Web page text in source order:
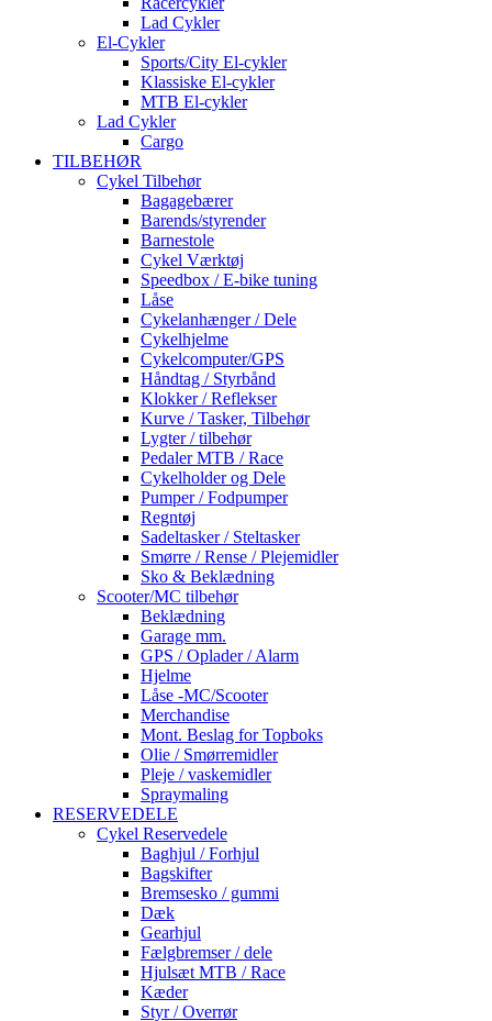
Lad Cykler
El-Cykler
Sports/City El-cykler
Klassiske El-cykler
MTB El-cykler
Lad Cykler
Cargo
TILBEHØR
Cykel Tilbehør
Bagagebærer
Barends/styrender
Barnestole
Cykel Værktøj
Speedbox / E-bike tuning
Låse
Cykelanhænger / Dele
Cykelhjelme
Cykelcomputer/GPS
Håndtag / Styrbånd
Klokker / Reflekser
Kurve / Tasker, Tilbehør
Lygter / tilbehør
Pedaler MTB / Race
Cykelholder og Dele
Pumper / Fodpumper
Regntøj
Sadeltasker / Steltasker
Smørre / Rense / Plejemidler
Sko & Beklædning
Scooter/MC tilbehør
Beklædning
Garage mm.
GPS / Oplader / Alarm
Hjelme
Låse -MC/Scooter
Merchandise
Mont. Beslag for Topboks
Olie / Smørremidler
Pleje / vaskemidler
Spraymaling
RESERVEDELE
Cykel Reservedele
Baghjul / Forhjul
Bagskifter
Bremsesko / gummi
Dæk
Gearhjul
Fælgbremser / dele
Hjulsæt MTB / Race
Kæder
Styr / Overrør